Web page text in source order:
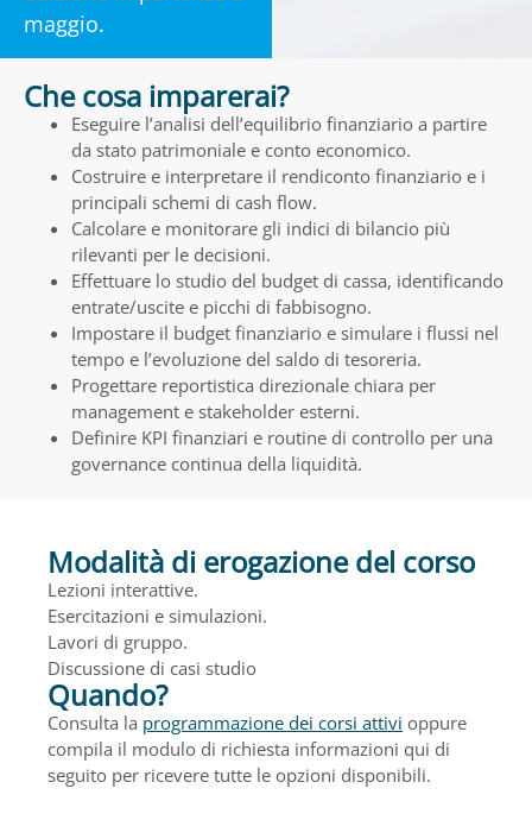
maggio.
Che cosa imparerai?
Eseguire l’analisi dell’equilibrio finanziario a partire
da stato patrimoniale e conto economico.
Costruire e interpretare il rendiconto finanziario e i
principali schemi di cash flow.
Calcolare e monitorare gli indici di bilancio più
rilevanti per le decisioni.
Effettuare lo studio del budget di cassa, identificando
entrate/uscite e picchi di fabbisogno.
Impostare il budget finanziario e simulare i flussi nel
tempo e l’evoluzione del saldo di tesoreria.
Progettare reportistica direzionale chiara per
management e stakeholder esterni.
Definire KPI finanziari e routine di controllo per una
governance continua della liquidità.
Modalità di erogazione del corso
Lezioni interattive.
Esercitazioni e simulazioni.
Lavori di gruppo.
Discussione di casi studio
Quando?
Consulta la programmazione dei corsi attivi oppure
compila il modulo di richiesta informazioni qui di
seguito per ricevere tutte le opzioni disponibili.